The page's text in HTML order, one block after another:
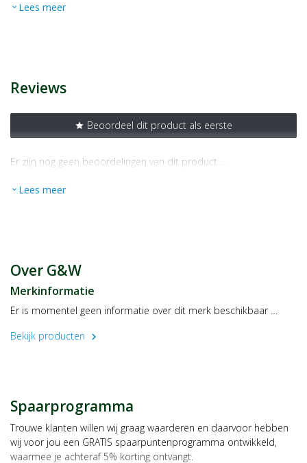
EAN
expand_more Lees meer
Reviews
star Beoordeel dit product als eerste
Er zijn nog geen beoordelingen van dit product …
expand_more Lees meer
Over G&W
Merkinformatie
Er is momentel geen informatie over dit merk beschikbaar …
Bekijk producten
chevron_right
Spaarprogramma
Trouwe klanten willen wij graag waarderen en daarvoor hebben
wij voor jou een GRATIS spaarpuntenprogramma ontwikkeld,
waarmee je achteraf 5% korting ontvangt.